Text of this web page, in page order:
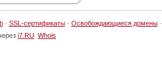
· SSL-сертификаты· Освобождающиеся домены·
i7.RU Whois